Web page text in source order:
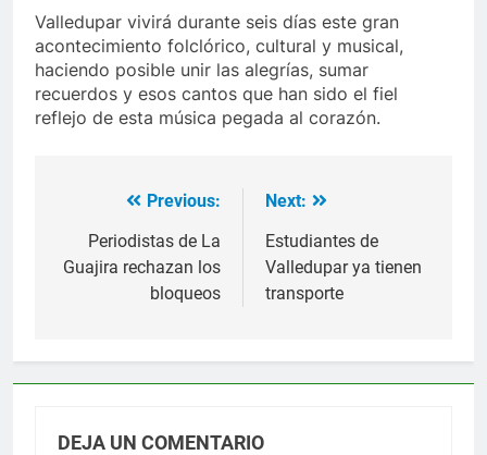
Valledupar vivirá durante seis días este gran
acontecimiento folclórico, cultural y musical,
haciendo posible unir las alegrías, sumar
recuerdos y esos cantos que han sido el fiel
reflejo de esta música pegada al corazón.
Navegación
entradas
Previous:
Periodistas de La
Guajira rechazan los
bloqueos
Next:
Estudiantes de
Valledupar ya tienen
transporte
DEJA UN COMENTARIO